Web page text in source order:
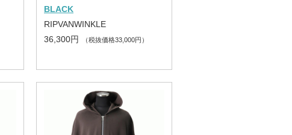
BLACK
RIPVANWINKLE
36,300円
（税抜価格33,000円）